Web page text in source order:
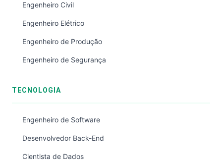
Engenheiro Civil
Engenheiro Elétrico
Engenheiro de Produção
Engenheiro de Segurança
TECNOLOGIA
Engenheiro de Software
Desenvolvedor Back-End
Cientista de Dados